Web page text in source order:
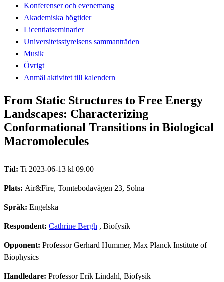
Konferenser och evenemang
Akademiska högtider
Licentiatseminarier
Universitetsstyrelsens sammanträden
Musik
Övrigt
Anmäl aktivitet till kalendern
From Static Structures to Free Energy
Landscapes: Characterizing
Conformational Transitions in Biological
Macromolecules
Tid: Ti 2023-06-13 kl 09.00
Plats: Air&Fire, Tomtebodavägen 23, Solna
Språk: Engelska
Respondent: Cathrine Bergh , Biofysik
Opponent: Professor Gerhard Hummer, Max Planck Institute of
Biophysics
Handledare: Professor Erik Lindahl, Biofysik